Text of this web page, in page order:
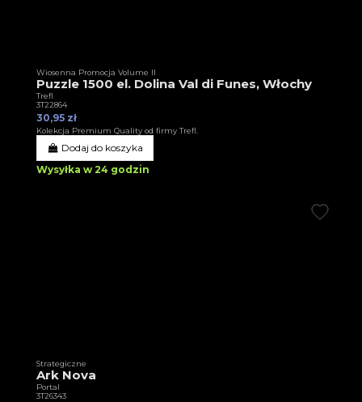
Wiosenna Promocja Volume II
Puzzle 1500 el. Dolina Val di Funes, Włochy
Trefl
3T22864
30,95 zł
Kolekcja Premium Quality od firmy Trefl.
Dodaj do koszyka
Wysyłka w 24 godzin
Strategiczne
Ark Nova
Portal
3T26343